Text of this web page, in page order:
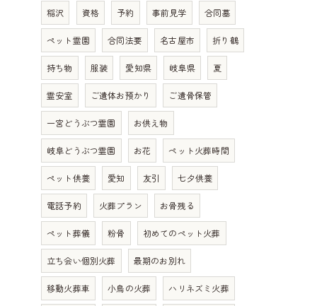
稲沢 資格 予約 事前見学 合同墓
ペット霊園 合同法要 名古屋市 折り鶴
持ち物 服装 愛知県 岐阜県 夏
霊安室 ご遺体お預かり ご遺骨保管
一宮どうぶつ霊園 お供え物
岐阜どうぶつ霊園 お花 ペット火葬時間
ペット供養 愛知 友引 七夕供養
電話予約 火葬プラン お骨残る
ペット葬儀 粉骨 初めてのペット火葬
立ち会い個別火葬 最期のお別れ
移動火葬車 小鳥の火葬 ハリネズミ火葬